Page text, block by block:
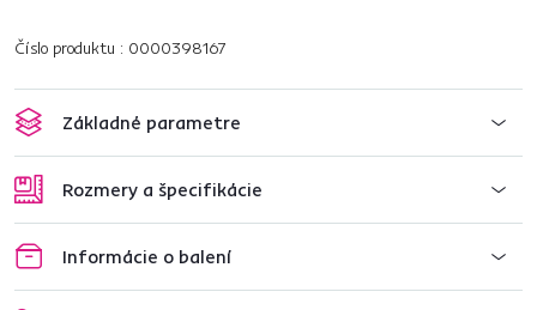
Číslo produktu : 0000398167
Základné parametre
Rozmery a špecifikácie
Informácie o balení